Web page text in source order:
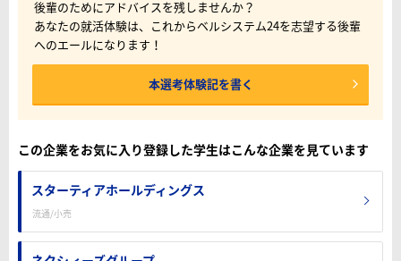
後輩のためにアドバイスを残しませんか？
あなたの就活体験は、これからベルシステム24を志望する後輩
へのエールになります！
本選考体験記を書く
この企業をお気に入り登録した学生はこんな企業を見ています
スターティアホールディングス
流通/小売